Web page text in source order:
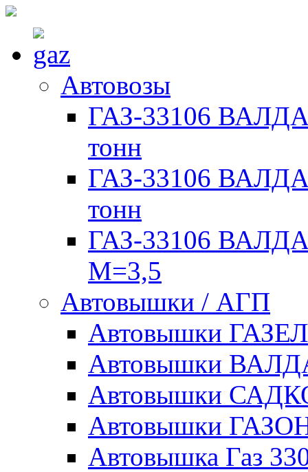
Автовозы
ГАЗ-33106
тонн
ГАЗ-33106
тонн
ГАЗ-33106
М=3,5
Автовышки / АГП
Автовышки
Автовышки
Автовышки
Автовышки
Автовышка Газ